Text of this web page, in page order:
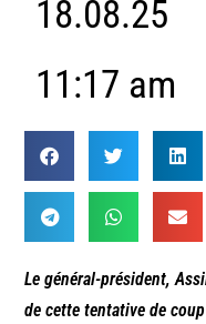
18.08.25
11:17 am
Le général-président,
de cette tentative de